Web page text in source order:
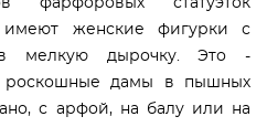
фарфоровых статуэток
имеют женские фигурки с
мелкую дырочку. Это -
роскошные дамы в пышных
с арфой, на балу или на